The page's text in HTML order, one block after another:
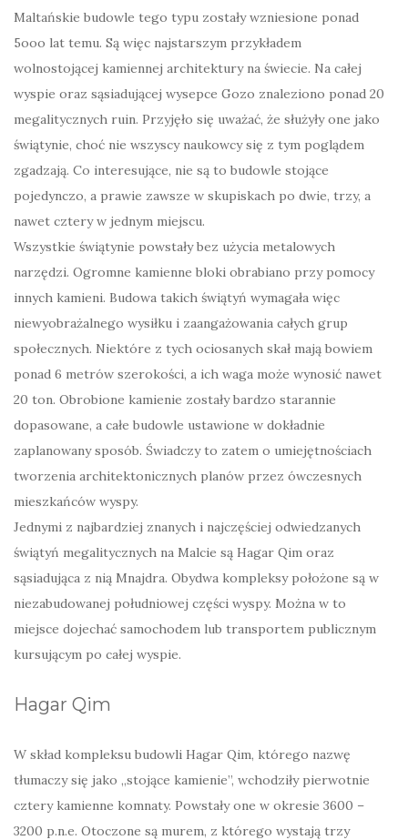
Maltańskie budowle tego typu zostały wzniesione ponad
5ooo lat temu. Są więc najstarszym przykładem
wolnostojącej kamiennej architektury na świecie. Na całej
wyspie oraz sąsiadującej wysepce Gozo znaleziono ponad 20
megalitycznych ruin. Przyjęło się uważać, że służyły one jako
świątynie, choć nie wszyscy naukowcy się z tym poglądem
zgadzają. Co interesujące, nie są to budowle stojące
pojedynczo, a prawie zawsze w skupiskach po dwie, trzy, a
nawet cztery w jednym miejscu.
Wszystkie świątynie powstały bez użycia metalowych
narzędzi. Ogromne kamienne bloki obrabiano przy pomocy
innych kamieni. Budowa takich świątyń wymagała więc
niewyobrażalnego wysiłku i zaangażowania całych grup
społecznych. Niektóre z tych ociosanych skał mają bowiem
ponad 6 metrów szerokości, a ich waga może wynosić nawet
20 ton. Obrobione kamienie zostały bardzo starannie
dopasowane, a całe budowle ustawione w dokładnie
zaplanowany sposób. Świadczy to zatem o umiejętnościach
tworzenia architektonicznych planów przez ówczesnych
mieszkańców wyspy.
Jednymi z najbardziej znanych i najczęściej odwiedzanych
świątyń megalitycznych na Malcie są Hagar Qim oraz
sąsiadująca z nią Mnajdra. Obydwa kompleksy położone są w
niezabudowanej południowej części wyspy. Można w to
miejsce dojechać samochodem lub transportem publicznym
kursującym po całej wyspie.
Hagar Qim
W skład kompleksu budowli Hagar Qim, którego nazwę
tłumaczy się jako „stojące kamienie”, wchodziły pierwotnie
cztery kamienne komnaty. Powstały one w okresie 3600 –
3200 p.n.e. Otoczone są murem, z którego wystają trzy